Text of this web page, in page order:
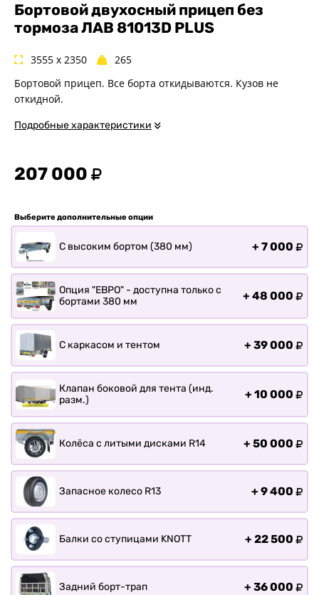
Прицеп для лодки ПВХ
Прицепы-автовозы
спецтехники
Прицепы для мотоциклов
Прицепы для ПВХ Ротан
Прицепы для перевозки
байдарок, каноэ, САП
Дилеры
О заводе
Контакты
Статьи
Оплата
Доставка
Бортовой двухосный прицеп без
тормоза ЛАВ 81013D PLUS
3555 x 2350
265
Бортовой прицеп. Все борта откидываются. Кузов не
откидной.
Подробные характеристики
207 000
Выберите дополнительные опции
С высоким бортом (380 мм) + 7 000
Опция "ЕВРО" - доступна только с
бортами 380 мм
+ 48 000
С каркасом и тентом + 39 000
Клапан боковой для тента (инд.
разм.)
+ 10 000
Колёса с литыми дисками R14 + 50 000
Запасное колесо R13 + 9 400
Балки со ступицами KNOTT + 22 500
Задний борт-трап + 36 000